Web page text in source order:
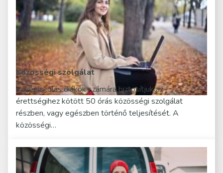
Közösségi szolgálat
Középiskolás diákok számára biztosítjuk az
érettségihez kötött 50 órás közösségi szolgálat
részben, vagy egészben történő teljesítését. A
közösségi…